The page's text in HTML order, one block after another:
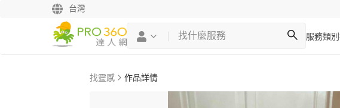
台灣
服務類別
找靈感 作品詳情